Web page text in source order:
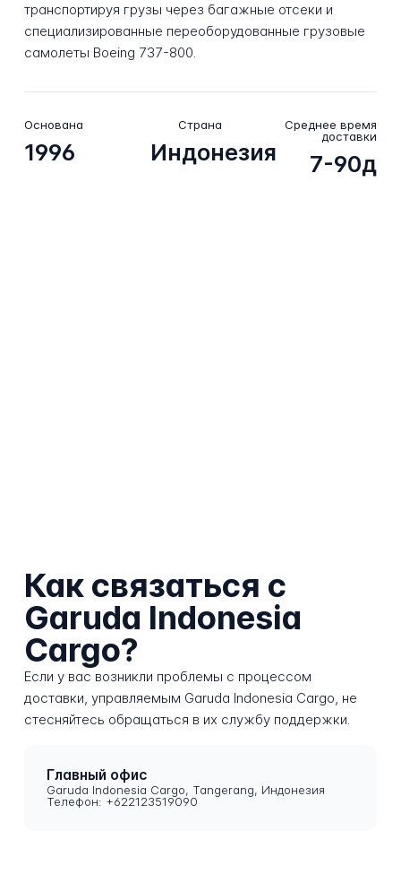
транспортируя грузы через багажные отсеки и
специализированные переоборудованные грузовые
самолеты Boeing 737-800.
Основана
1996
Страна
Индонезия
Среднее время
доставки
7-90д
Как связаться с
Garuda Indonesia
Cargo?
Если у вас возникли проблемы с процессом
доставки, управляемым Garuda Indonesia Cargo, не
стесняйтесь обращаться в их службу поддержки.
Главный офис
Garuda Indonesia Cargo, Tangerang, Индонезия
Телефон: +622123519090